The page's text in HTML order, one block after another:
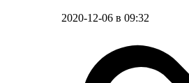
2020-12-06 в 09:32